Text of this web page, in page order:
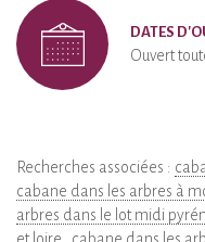
DATES
Ouvert
Recherches associées :
cabane dans les arbres à
arbres dans le lot midi